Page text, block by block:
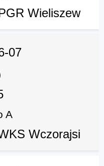
Wieliszew
07
A
Wczorajsi